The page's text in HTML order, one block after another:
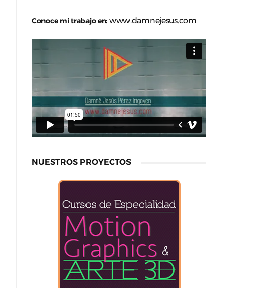
Conoce mi trabajo en: www.damnejesus.com
NUESTROS PROYECTOS